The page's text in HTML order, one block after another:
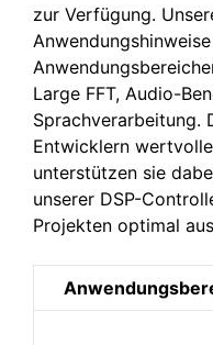
zur Verfügung.
Large FFT, Audio-
Sprachverarbeitung.
Entwicklern
unterstützen sie
unserer DSP-
Projekten optimal